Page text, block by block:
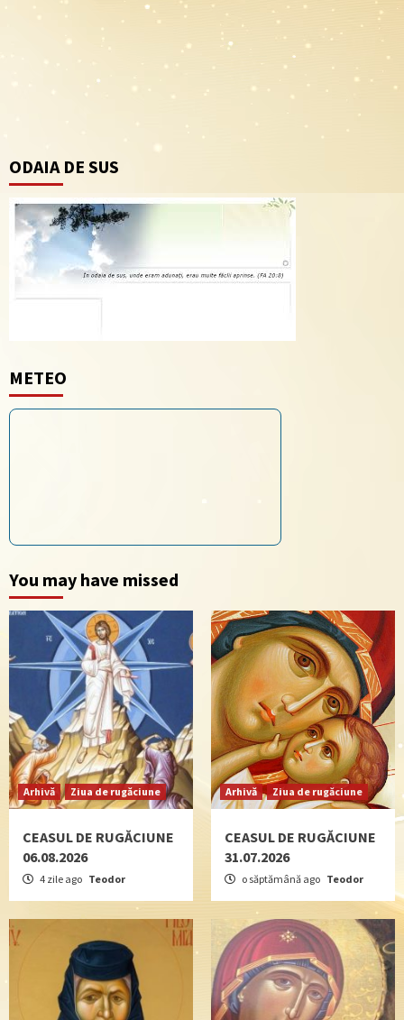
ODAIA DE SUS
METEO
You may have missed
Arhivă Ziua de rugăciune
CEASUL DE RUGĂCIUNE
06.08.2026
4 zile ago Teodor
Arhivă Ziua de rugăciune
CEASUL DE RUGĂCIUNE
31.07.2026
o săptămână ago Teodor